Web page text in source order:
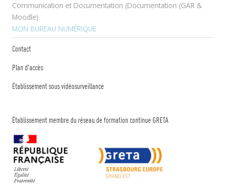
Communication et Documentation (Documentation (GAR &
Moodle)
MON BUREAU NUMÉRIQUE
Contact
Plan d'accès
Établissement sous vidéosurveillance
Établissement membre du réseau de formation continue GRETA